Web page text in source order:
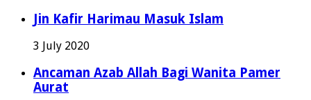
Jin Kafir Harimau Masuk Islam
3 July 2020
Ancaman Azab Allah Bagi Wanita Pamer
Aurat